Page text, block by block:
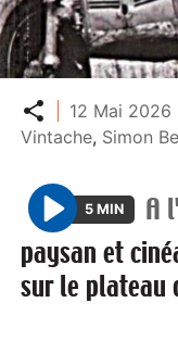
Partager
12 Mai 2026
Vintache, Simon
P
l
a
5 MIN A
paysan et
sur le plateau